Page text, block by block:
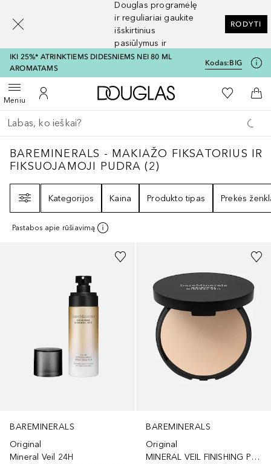
Douglas programėlę
ir reguliariai gaukite
išskirtinius
pasiūlymus ir
nuolaidas
RODYTI
IKI 25%* ATRINKTIEMS DIDESNIEMS NEI 80 ML
AROMATAMS
Kodas:BIG
MeniuAtidaryti meniuĮ mano paskyrą
Į Douglas pagrindinį
Į mano
Į
Grįžk atgal
Vykdykite paiešką
BAREMINERALS - MAKIAŽO FIKSATORIUS
BAREMINERALS - MAKIAŽO FIKSATORIUS IR
FIKSUOJAMOJI PUDRA (2)
Kategorijos
Kaina Produkto tipas Prekės
Pastabos apie rūšiavimą
BAREMINERALS
Original
Mineral Veil 24H
BAREMINERALS
Original
MINERAL VEIL FINISHING PRESSED POWDER
[navigation.slideout.screenreader]